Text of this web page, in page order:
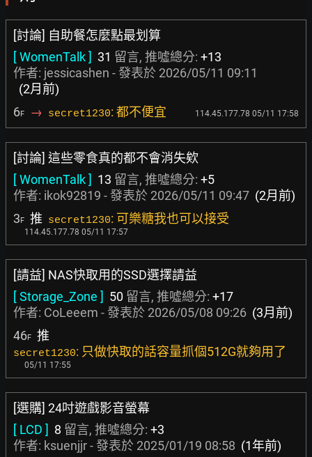
[討論] 自助餐怎麼點最划算
[ WomenTalk ] 31 留言, 推噓總分: +13
作者: jessicashen - 發表於 2026/05/11 09:11
(2月前)
6F → secret1230: 都不便宜 114.45.177.78 05/11 17:58
[討論] 這些零食真的都不會消失欸
[ WomenTalk ] 13 留言, 推噓總分: +5
作者: ikok92819 - 發表於 2026/05/11 09:47 (2月前)
3F 推 secret1230: 可樂糖我也可以接受
114.45.177.78 05/11 17:57
[請益] NAS快取用的SSD選擇請益
[ Storage_Zone ] 50 留言, 推噓總分: +17
作者: CoLeeem - 發表於 2026/05/08 09:26 (3月前)
46F 推
secret1230: 只做快取的話容量抓個512G就夠用了
05/11 17:55
[選購] 24吋遊戲影音螢幕
[ LCD ] 8 留言, 推噓總分: +3
作者: ksuenjjr- 發表於 2025/01/19 08:58 (1年前)